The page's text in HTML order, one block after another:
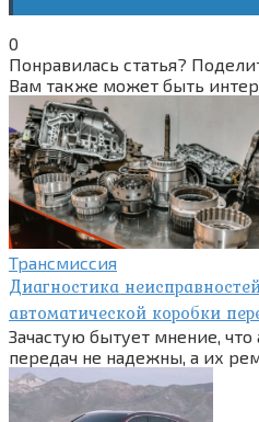
0
Понравилась статья?
Вам также может быть
Трансмиссия
Диагностика
автоматической коробки
Зачастую бытует мнение,
передач не надежны, а их